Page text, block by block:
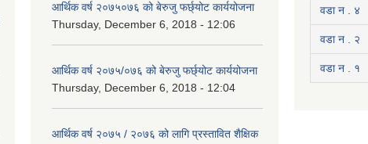
आर्थिक वर्ष २०७५०७६ को बेरुजु फर्छ्योट कार्ययोजना
Thursday, December 6, 2018 - 12:06
आर्थिक वर्ष २०७५/०७६ को बेरुजु फर्छ्योट कार्ययोजना
Thursday, December 6, 2018 - 12:04
आर्थिक वर्ष २०७५ / २०७६ को लागि प्रस्तावित शैक्षिक
वडा न . ४
वडा न . २
वडा न . १